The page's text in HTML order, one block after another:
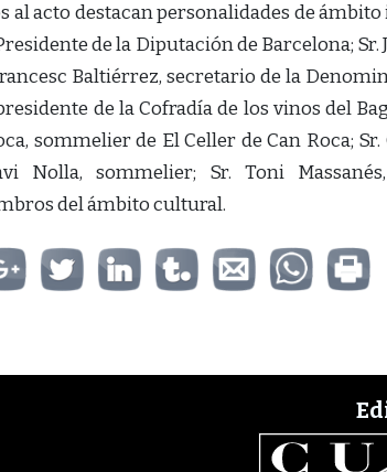
al acto destacan personalidades de
de la Diputación de Barcelona;
Baltiérrez, secretario de la
de la Cofradía de los vinos del
sommelier de El Celler de Can Roca;
Nolla, sommelier; Sr. Toni
del ámbito cultural.